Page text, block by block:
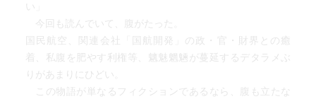
い」
今回も読んでいて、腹がたった。
国民航空、関連会社「国航開発」の政・官・財界との癒
着、私腹を肥やす利権等、魑魅魍魎が蔓延するデタラメぶ
りがあまりにひどい。
この物語が単なるフィクションであるなら、腹も立たな